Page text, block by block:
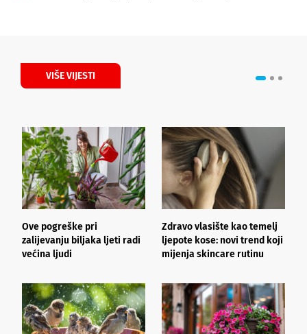
VIŠE VIJESTI
Ove pogreške pri
zalijevanju biljaka ljeti radi
većina ljudi
Zdravo vlasište kao temelj
ljepote kose: novi trend koji
mijenja skincare rutinu